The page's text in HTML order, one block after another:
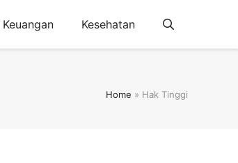
Keuangan Kesehatan
Home » Hak Tinggi